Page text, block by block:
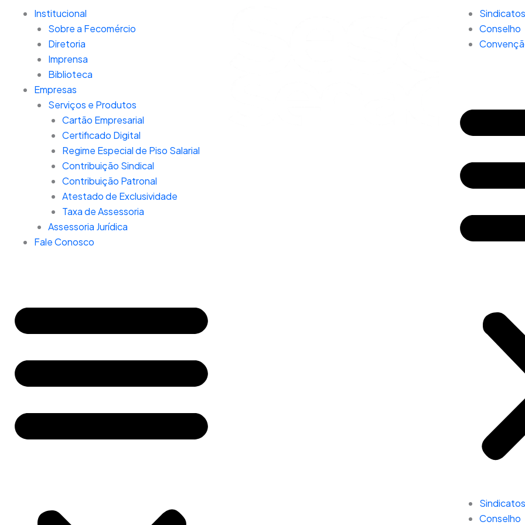
Institucional
Sobre a Fecomércio
Diretoria
Imprensa
Biblioteca
Empresas
Serviços e Produtos
Cartão Empresarial
Certificado Digital
Regime Especial de Piso Salarial
Contribuição Sindical
Contribuição Patronal
Atestado de Exclusividade
Taxa de Assessoria
Assessoria Jurídica
Fale Conosco
Sindicatos
Conselho
Sindicatos
Conselho